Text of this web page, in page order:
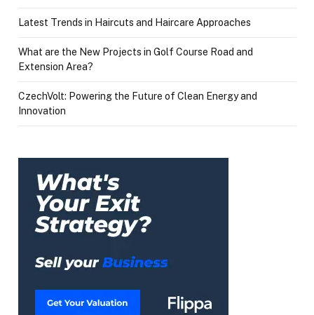
Latest Trends in Haircuts and Haircare Approaches
What are the New Projects in Golf Course Road and
Extension Area?
CzechVolt: Powering the Future of Clean Energy and
Innovation